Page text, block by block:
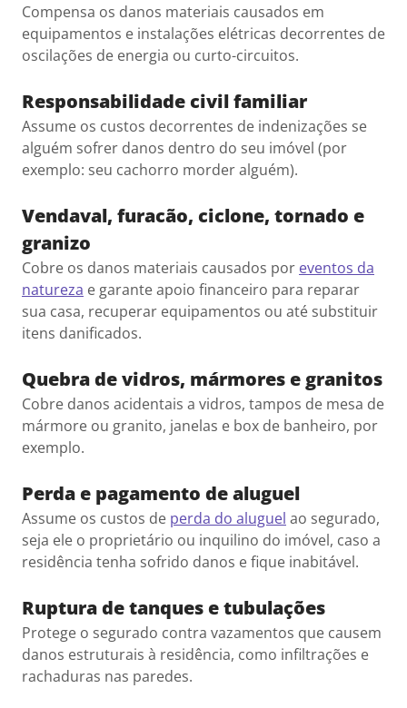
Compensa os danos materiais causados em
equipamentos e instalações elétricas decorrentes de
oscilações de energia ou curto-circuitos.
Responsabilidade civil familiar
Assume os custos decorrentes de indenizações se
alguém sofrer danos dentro do seu imóvel (por
exemplo: seu cachorro morder alguém).
Vendaval, furacão, ciclone, tornado e
granizo
Cobre os danos materiais causados por eventos da
natureza e garante apoio financeiro para reparar
sua casa, recuperar equipamentos ou até substituir
itens danificados.
Quebra de vidros, mármores e granitos
Cobre danos acidentais a vidros, tampos de mesa de
mármore ou granito, janelas e box de banheiro, por
exemplo.
Perda e pagamento de aluguel
Assume os custos de perda do aluguel ao segurado,
seja ele o proprietário ou inquilino do imóvel, caso a
residência tenha sofrido danos e fique inabitável.
Ruptura de tanques e tubulações
Protege o segurado contra vazamentos que causem
danos estruturais à residência, como infiltrações e
rachaduras nas paredes.